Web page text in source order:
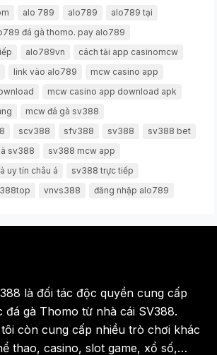
alo 789 alo789
alo789 tại
đá gà thomo. pay alo789
alo789vn
cách tải app casinomcw
link vào alo789
mcw casino app
mcw casino app download apk
mcw đá gà sv388
scv388 sfv388 sv388
sv388 bet
sv388
sv388 mcw app
uy tín châu á
sv388 trực tiếp
vnvs388 đăng nhập alo789
là đối tác độc quyền cung cấp
gà Thomo từ nhà cái SV388.
còn cung cấp nhiều trò chơi khác
thao, casino, slot game, xổ số,…